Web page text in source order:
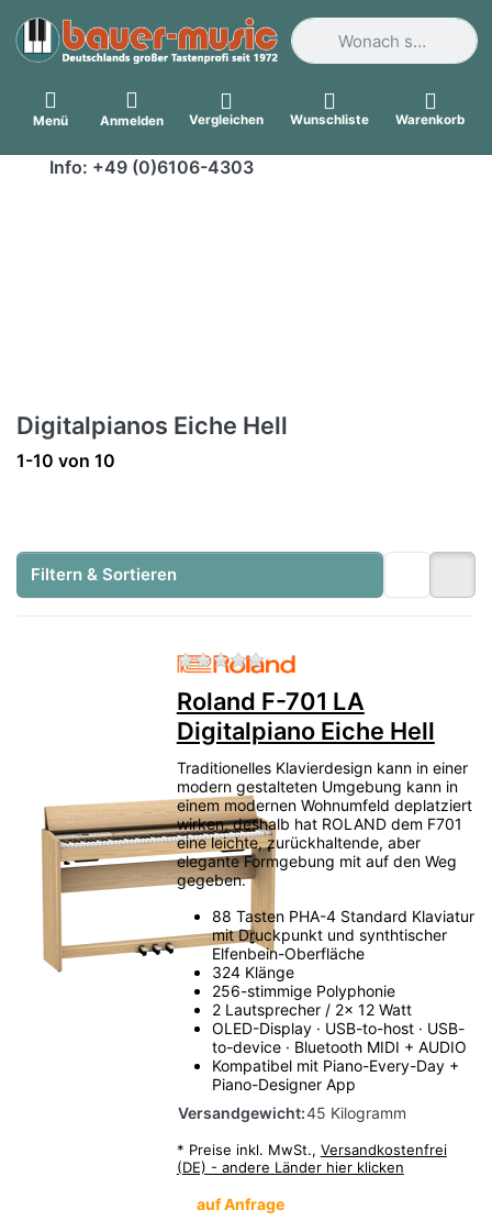
Geben Sie einen
Menü Anmelden Vergleichen Wunschliste Warenkorb
Info: +49 (0)6106-4303
Digitalpianos Eiche Hell
Suchergebnisse:
1-10 von 10
Filtern & Sortieren
Zu diesem Produkt liegen
Roland F-701 LA
Digitalpiano Eiche Hell
Traditionelles Klavierdesign kann in einer
modern gestalteten Umgebung kann in
einem modernen Wohnumfeld deplatziert
wirken, deshalb hat ROLAND dem F701
eine leichte, zurückhaltende, aber
elegante Formgebung mit auf den Weg
gegeben.
88 Tasten PHA-4 Standard Klaviatur
mit Druckpunkt und synthtischer
Elfenbein-Oberfläche
324 Klänge
256-stimmige Polyphonie
2 Lautsprecher / 2x 12 Watt
OLED-Display · USB-to-host · USB-
to-device · Bluetooth MIDI + AUDIO
Kompatibel mit Piano-Every-Day +
Piano-Designer App
Versandgewicht:45 Kilogramm
* Preise inkl. MwSt., Versandkostenfrei
(DE) - andere Länder hier klicken
auf Anfrage